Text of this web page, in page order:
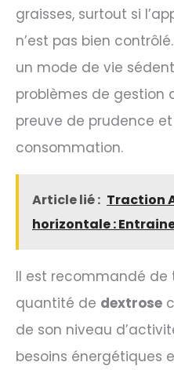
graisses, surtout si
n’est pas bien
un mode de vie
problèmes de gestion
preuve de prudence
consommation.
Article lié : Traction
horizontale :
Il est recommandé de
quantité de dextrose
de son niveau
besoins énergétiques